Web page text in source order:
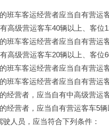
车客运经营者应当自有营运
高级营运客车40辆以上、客位
车客运经营者应当自有营运
高级营运客车20辆以上、客位
车客运经营者应当自有营运客
车客运经营者应当自有营运客
营者，应当自有中高级营运客
营者，应当自有营运客车5辆
人员，应当符合下列条件：